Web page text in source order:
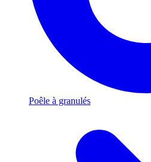
Poêle à granulés